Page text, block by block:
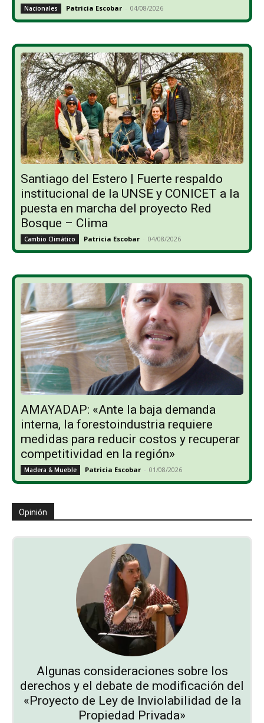
Nacionales Patricia Escobar - 04/08/2026
Santiago del Estero | Fuerte respaldo
institucional de la UNSE y CONICET a la
puesta en marcha del proyecto Red
Bosque – Clima
Cambio Climático Patricia Escobar - 04/08/2026
AMAYADAP: «Ante la baja demanda
interna, la forestoindustria requiere
medidas para reducir costos y recuperar
competitividad en la región»
Madera & Mueble Patricia Escobar - 01/08/2026
Opinión
Algunas consideraciones sobre los
derechos y el debate de modificación del
«Proyecto de Ley de Inviolabilidad de la
Propiedad Privada»